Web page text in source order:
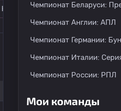
КомментарииЧемпионат Беларуси:
Чемпионат Англии: АПЛ
Чемпионат Германии:
Чемпионат Италии:
Чемпионат России: РПЛ
Мои команды